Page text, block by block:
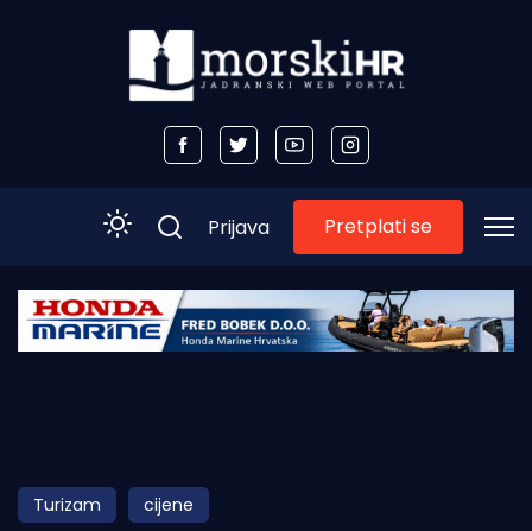
Početna
Obala
Prijava Pretplati se
Turizam cijene